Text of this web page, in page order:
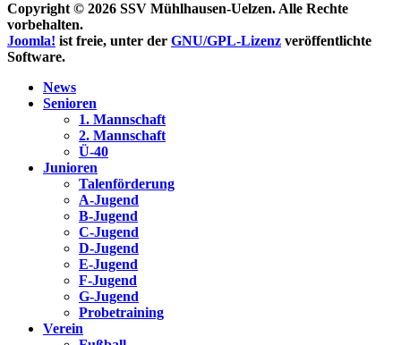
Copyright © 2026 SSV Mühlhausen-Uelzen. Alle Rechte
vorbehalten.
Joomla! ist freie, unter der GNU/GPL-Lizenz veröffentlichte
Software.
News
Senioren
1. Mannschaft
2. Mannschaft
Ü-40
Junioren
Talenförderung
A-Jugend
B-Jugend
C-Jugend
D-Jugend
E-Jugend
F-Jugend
G-Jugend
Probetraining
Verein